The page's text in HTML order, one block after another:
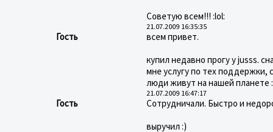
Советую всем!!! :lol:
21.07.2009 16:35:35
Гость
всем привет.
купил недавно прогу у jusss.
мне услугу по тех поддержки,
люди живут на нашей планете
21.07.2009 16:47:17
Гость
Сотрудничали. Быстро и
выручил :)